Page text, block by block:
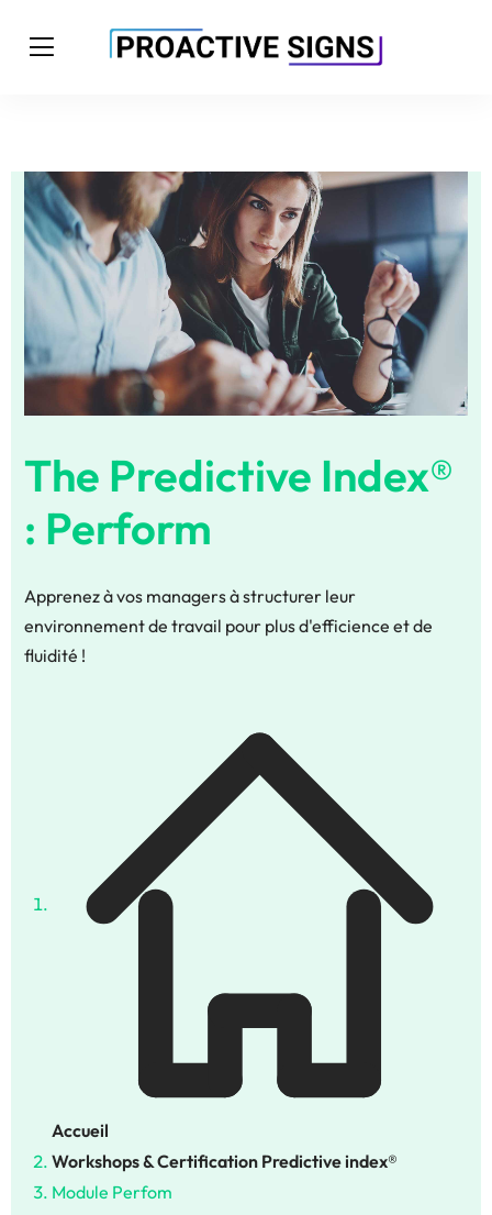
The Predictive Index®
: Perform
Apprenez à vos managers à structurer leur
environnement de travail pour plus d'efficience et de
fluidité !
Accueil
Workshops & Certification Predictive index®
Module Perfom